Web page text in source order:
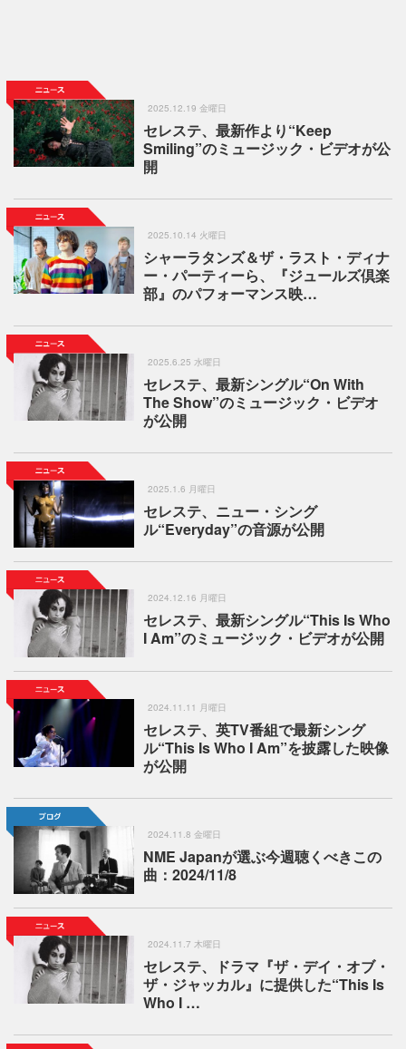
2025.12.19 金曜日
セレステ、最新作より“Keep
Smiling”のミュージック・ビデオが公
開
2025.10.14 火曜日
シャーラタンズ＆ザ・ラスト・ディナ
ー・パーティーら、『ジュールズ倶楽
部』のパフォーマンス映…
2025.6.25 水曜日
セレステ、最新シングル“On With
The Show”のミュージック・ビデオ
が公開
2025.1.6 月曜日
セレステ、ニュー・シング
ル“Everyday”の音源が公開
2024.12.16 月曜日
セレステ、最新シングル“This Is Who
I Am”のミュージック・ビデオが公開
2024.11.11 月曜日
セレステ、英TV番組で最新シング
ル“This Is Who I Am”を披露した映像
が公開
2024.11.8 金曜日
NME Japanが選ぶ今週聴くべきこの
曲：2024/11/8
2024.11.7 木曜日
セレステ、ドラマ『ザ・デイ・オブ・
ザ・ジャッカル』に提供した“This Is
Who I …